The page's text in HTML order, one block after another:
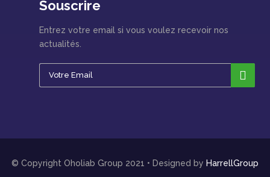
Souscrire
Entrez votre email si vous voulez recevoir nos
actualités.
© Copyright Oholiab Group 2021 • Designed by HarrellGroup